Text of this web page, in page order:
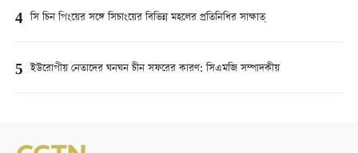
4 সি চিন পিংয়ের সঙ্গে সিচাংয়ের বিভিন্ন মহলের প্রতিনিধির সাক্ষাত্
5 ইউরোপীয় নেতাদের ঘনঘন চীন সফরের কারণ: সিএমজি সম্পাদকীয়